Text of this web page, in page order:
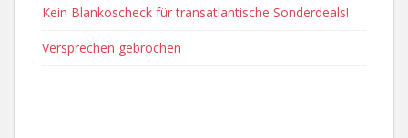
Kein Blankoscheck für transatlantische Sonderdeals!
Versprechen gebrochen